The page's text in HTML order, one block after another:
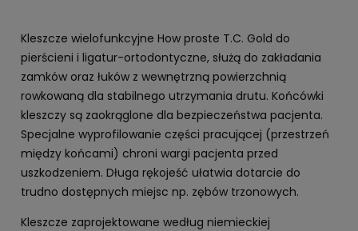
Kleszcze wielofunkcyjne How proste T.C. Gold do
pierścieni i ligatur-ortodontyczne, służą do zakładania
zamków oraz łuków z wewnętrzną powierzchnią
rowkowaną dla stabilnego utrzymania drutu. Końcówki
kleszczy są zaokrąglone dla bezpieczeństwa pacjenta.
Specjalne wyprofilowanie części pracującej (przestrzeń
między końcami) chroni wargi pacjenta przed
uszkodzeniem. Długa rękojeść ułatwia dotarcie do
trudno dostępnych miejsc np. zębów trzonowych.
Kleszcze zaprojektowane według niemieckiej